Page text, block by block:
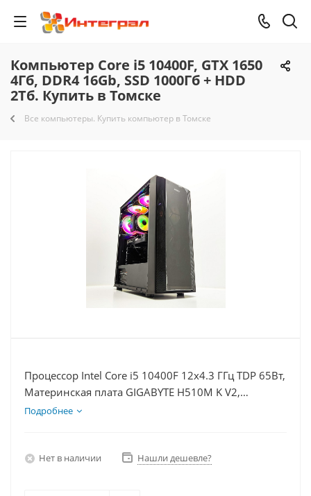
Компьютер Core i5 10400F, GTX 1650
4Гб, DDR4 16Gb, SSD 1000Гб + HDD
2Тб. Купить в Томске
Все компьютеры. Купить компьютер в Томске
Процессор Intel Core i5 10400F 12x4.3 ГГц TDP 65Вт,
Материнская плата GIGABYTE H510M K V2,
Видеокарта GTX 1650 4Гб, Память DDR4 16Gb,
Подробнее
Нет в наличии Нашли дешевле?